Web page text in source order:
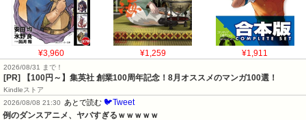
¥3,960 ¥1,259 ¥1,911
2026/08/31 まで！
[PR] 【100円～】集英社 創業100周年記念！8月オススメのマンガ100選！
Kindleストア
2026/08/08 21:30
あとで読む 🐦Tweet
例のダンスアニメ、ヤバすぎるｗｗｗｗｗ